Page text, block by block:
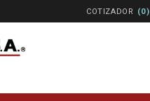
COTIZADOR (0)